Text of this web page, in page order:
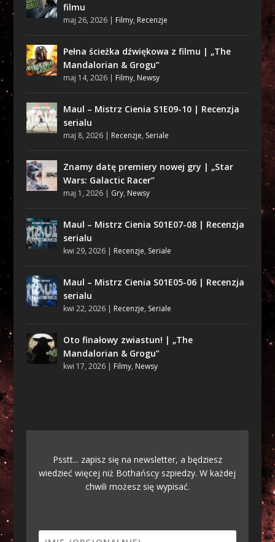
filmu
maj 26, 2026| Filmy, Recenzje
Pełna ścieżka dźwiękowa z filmu | „The
Mandalorian & Grogu”
maj 14, 2026| Filmy, Newsy
Maul – Mistrz Cienia S1E09-10 | Recenzja
serialu
maj 8, 2026| Recenzje, Seriale
Znamy datę premiery nowej gry | „Star
Wars: Galactic Racer”
maj 1, 2026| Gry, Newsy
Maul – Mistrz Cienia S01E07-08 | Recenzja
serialu
kwi 29, 2026| Recenzje, Seriale
Maul – Mistrz Cienia S01E05-06 | Recenzja
serialu
kwi 22, 2026| Recenzje, Seriale
Oto finałowy zwiastun! | „The
Mandalorian & Grogu”
kwi 17, 2026| Filmy, Newsy
Psstt... zapisz się na newsletter, a będziesz
wiedzieć więcej niż Bothańscy szpiedzy. W każdej
chwili możesz się wypisać.